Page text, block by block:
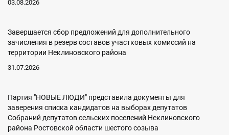
03.08.2026
Завершается сбор предложений для дополнительного
зачисления в резерв составов участковых комиссий на
территории Неклиновского района
31.07.2026
Партия "НОВЫЕ ЛЮДИ" представила документы для
заверения списка кандидатов на выборах депутатов
Собраний депутатов сельских поселений Неклиновского
района Ростовской области шестого созыва